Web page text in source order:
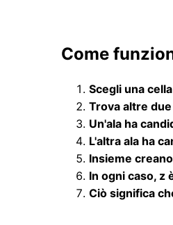
Come
Scegli una
Trova altre
Un'ala ha
L'altra ala ha
Insieme
In ogni caso, z
Ciò significa